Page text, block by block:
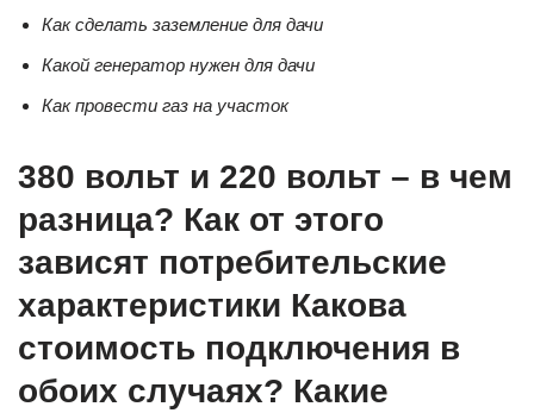
Как сделать заземление для дачи
Какой генератор нужен для дачи
Как провести газ на участок
380 вольт и 220 вольт – в чем
разница? Как от этого
зависят потребительские
характеристики Какова
стоимость подключения в
обоих случаях? Какие